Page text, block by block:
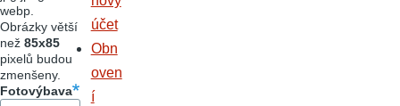
webp.
Obrázky větší
než 85x85
pixelů budou
zmenšeny.
Fotovýbava
účet
Obn
oven
í